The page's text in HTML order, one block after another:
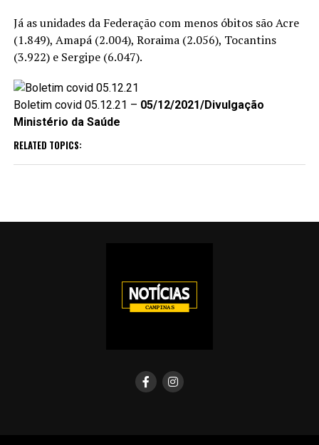
Já as unidades da Federação com menos óbitos são Acre
(1.849), Amapá (2.004), Roraima (2.056), Tocantins
(3.922) e Sergipe (6.047).
Boletim covid 05.12.21 – 05/12/2021/Divulgação
Ministério da Saúde
RELATED TOPICS: